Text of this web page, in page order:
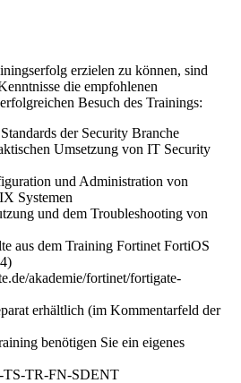
erzielen zu können, sind
die empfohlenen
Besuch des Trainings:
der Security Branche
Umsetzung von IT Security
und Administration von
Systemen
und dem Troubleshooting von
aus dem Training Fortinet FortiOS
akademie/fortinet/fortigate-
erhältlich (im Kommentarfeld der
benötigen Sie ein eigenes
TS-TR-FN-SDENT